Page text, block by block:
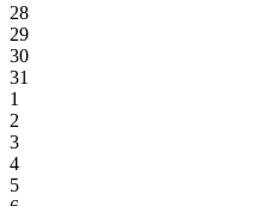
28
29
30
31
1
2
3
4
5